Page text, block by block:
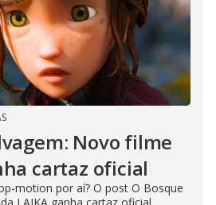
Novo filme
cartaz oficial
motion por aí? O post O Bosque